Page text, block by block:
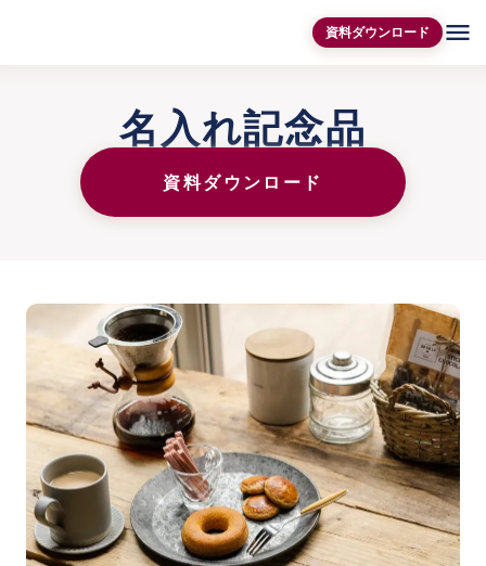
資料ダウンロード menu
名入れ記念品
資料ダウンロード